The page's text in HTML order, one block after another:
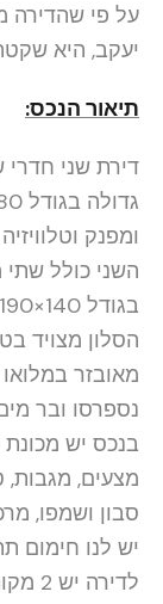
על פי שהדירה
יעקב, היא
תיאור הנכס:
דירת שני
השני כולל שתי
בגודל 140×190 ס"מ.
מאובזר
נספרסו ובר מים
בנכס יש מכונת
מצעים, מגבות,
סבון ושמפו,
יש לנו חימום
לדירה יש 2 מקומות חניה פרטיים בחניון מקורה.